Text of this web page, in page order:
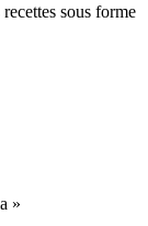
sous forme
»